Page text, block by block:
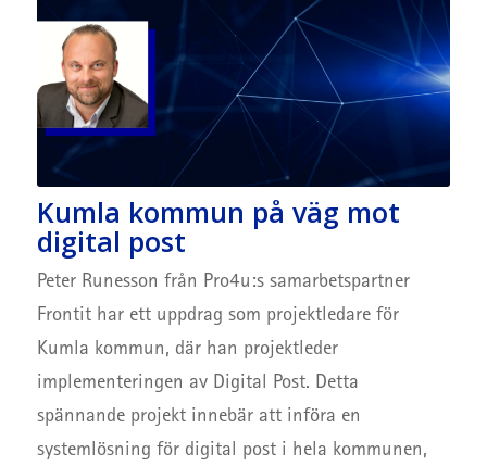
Kumla kommun på väg mot
digital post
Peter Runesson från Pro4u:s samarbetspartner
Frontit har ett uppdrag som projektledare för
Kumla kommun, där han projektleder
implementeringen av Digital Post. Detta
spännande projekt innebär att införa en
systemlösning för digital post i hela kommunen,